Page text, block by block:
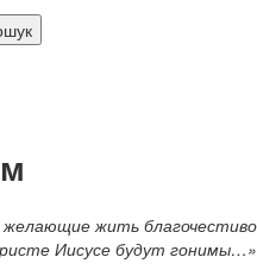
желающие жить благочестиво
Иисусе будут гонимы…»